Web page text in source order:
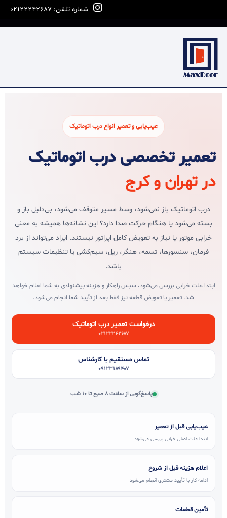
شماره تلفن: 02122242687
عیب‌یابی و تعمیر انواع درب اتوماتیک
تعمیر تخصصی درب اتوماتیک
در تهران و کرج
درب اتوماتیک باز نمی‌شود، وسط مسیر متوقف می‌شود، بی‌دلیل باز و
بسته می‌شود یا هنگام حرکت صدا دارد؟ این نشانه‌ها همیشه به معنی
خرابی موتور یا نیاز به تعویض کامل اپراتور نیستند. ایراد می‌تواند از برد
فرمان، سنسورها، تسمه، هنگر، ریل، سیم‌کشی یا تنظیمات سیستم
باشد.
ابتدا علت خرابی بررسی می‌شود، سپس راهکار و هزینه پیشنهادی به شما اعلام خواهد
شد. تعمیر یا تعویض قطعه نیز فقط بعد از تأیید شما انجام می‌شود.
درخواست تعمیر درب اتوماتیک
۰۲۱۲۲۲۴۲۶۸۷
تماس مستقیم با کارشناس
۰۹۱۲۳۱۸۹۴۰۷
پاسخ‌گویی از ساعت ۸ صبح تا ۱۰ شب
عیب‌یابی قبل از تعمیر
ابتدا علت اصلی خرابی بررسی می‌شود
اعلام هزینه قبل از شروع
ادامه کار با تأیید مشتری انجام می‌شود
تأمین قطعات